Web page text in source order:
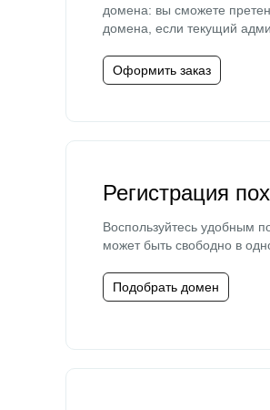
домена: вы сможете
домена, если текущий
Оформить заказ
Регистрация
Воспользуйтесь удобным
может быть свободно в
Подобрать домен